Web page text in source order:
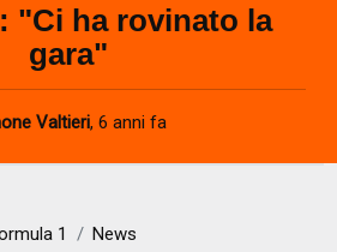
"Ci ha rovinato la
gara"
Valtieri, 6 anni fa
1 News